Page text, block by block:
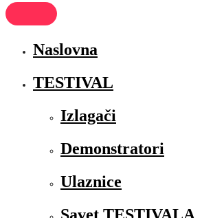
Naslovna
TESTIVAL
Izlagači
Demonstratori
Ulaznice